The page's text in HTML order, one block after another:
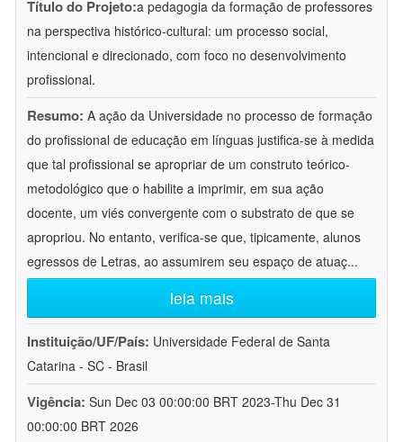
Título do Projeto:a pedagogia da formação de professores
na perspectiva histórico-cultural: um processo social,
intencional e direcionado, com foco no desenvolvimento
profissional.
Resumo: A ação da Universidade no processo de formação
do profissional de educação em línguas justifica-se à medida
que tal profissional se apropriar de um construto teórico-
metodológico que o habilite a imprimir, em sua ação
docente, um viés convergente com o substrato de que se
apropriou. No entanto, verifica-se que, tipicamente, alunos
egressos de Letras, ao assumirem seu espaço de atuaç...
leia mais
Instituição/UF/País: Universidade Federal de Santa
Catarina - SC - Brasil
Vigência: Sun Dec 03 00:00:00 BRT 2023-Thu Dec 31
00:00:00 BRT 2026